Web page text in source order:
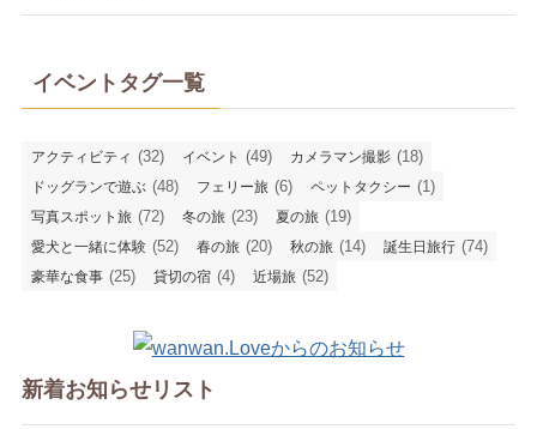
イベントタグ一覧
アクティビティ (32) イベント (49) カメラマン撮影 (18)
ドッグランで遊ぶ (48) フェリー旅 (6) ペットタクシー (1)
写真スポット旅 (72) 冬の旅 (23) 夏の旅 (19)
愛犬と一緒に体験 (52) 春の旅 (20) 秋の旅 (14) 誕生日旅行 (74)
豪華な食事 (25) 貸切の宿 (4) 近場旅 (52)
新着お知らせリスト